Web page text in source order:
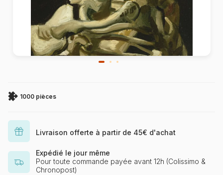
1000 pièces
Livraison offerte à partir de 45€ d'achat
Expédié le jour même
Pour toute commande payée avant 12h (Colissimo &
Chronopost)